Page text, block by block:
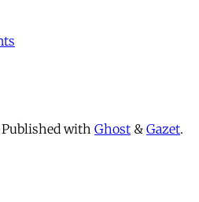
Published with Ghost & Gazet.